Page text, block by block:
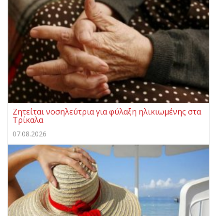
Ζητείται νοσηλεύτρια για φύλαξη ηλικιωμένης στα
Τρίκαλα
07.08.2026